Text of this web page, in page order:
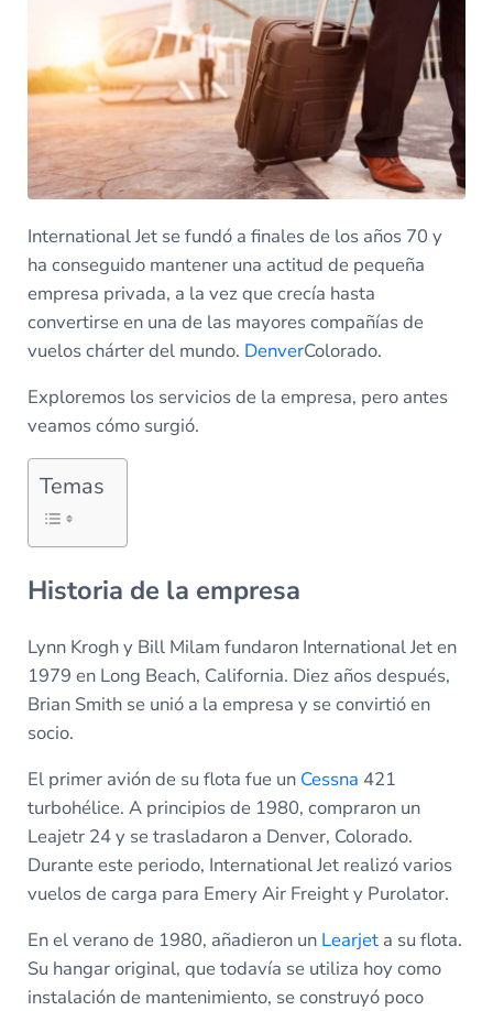
International Jet se fundó a finales de los años 70 y
ha conseguido mantener una actitud de pequeña
empresa privada, a la vez que crecía hasta
convertirse en una de las mayores compañías de
vuelos chárter del mundo. DenverColorado.
Exploremos los servicios de la empresa, pero antes
veamos cómo surgió.
Temas
Historia de la empresa
Lynn Krogh y Bill Milam fundaron International Jet en
1979 en Long Beach, California. Diez años después,
Brian Smith se unió a la empresa y se convirtió en
socio.
El primer avión de su flota fue un Cessna 421
turbohélice. A principios de 1980, compraron un
Leajetr 24 y se trasladaron a Denver, Colorado.
Durante este periodo, International Jet realizó varios
vuelos de carga para Emery Air Freight y Purolator.
En el verano de 1980, añadieron un Learjeta su flota.
Su hangar original, que todavía se utiliza hoy como
instalación de mantenimiento, se construyó poco